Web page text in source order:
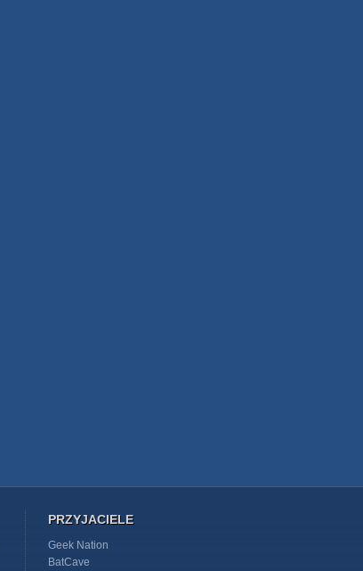
PRZYJACIELE
Geek Nation
BatCave